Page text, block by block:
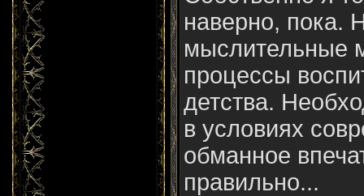
наверно, пока.
процессы
детства.
в условиях
обманное
правильно...